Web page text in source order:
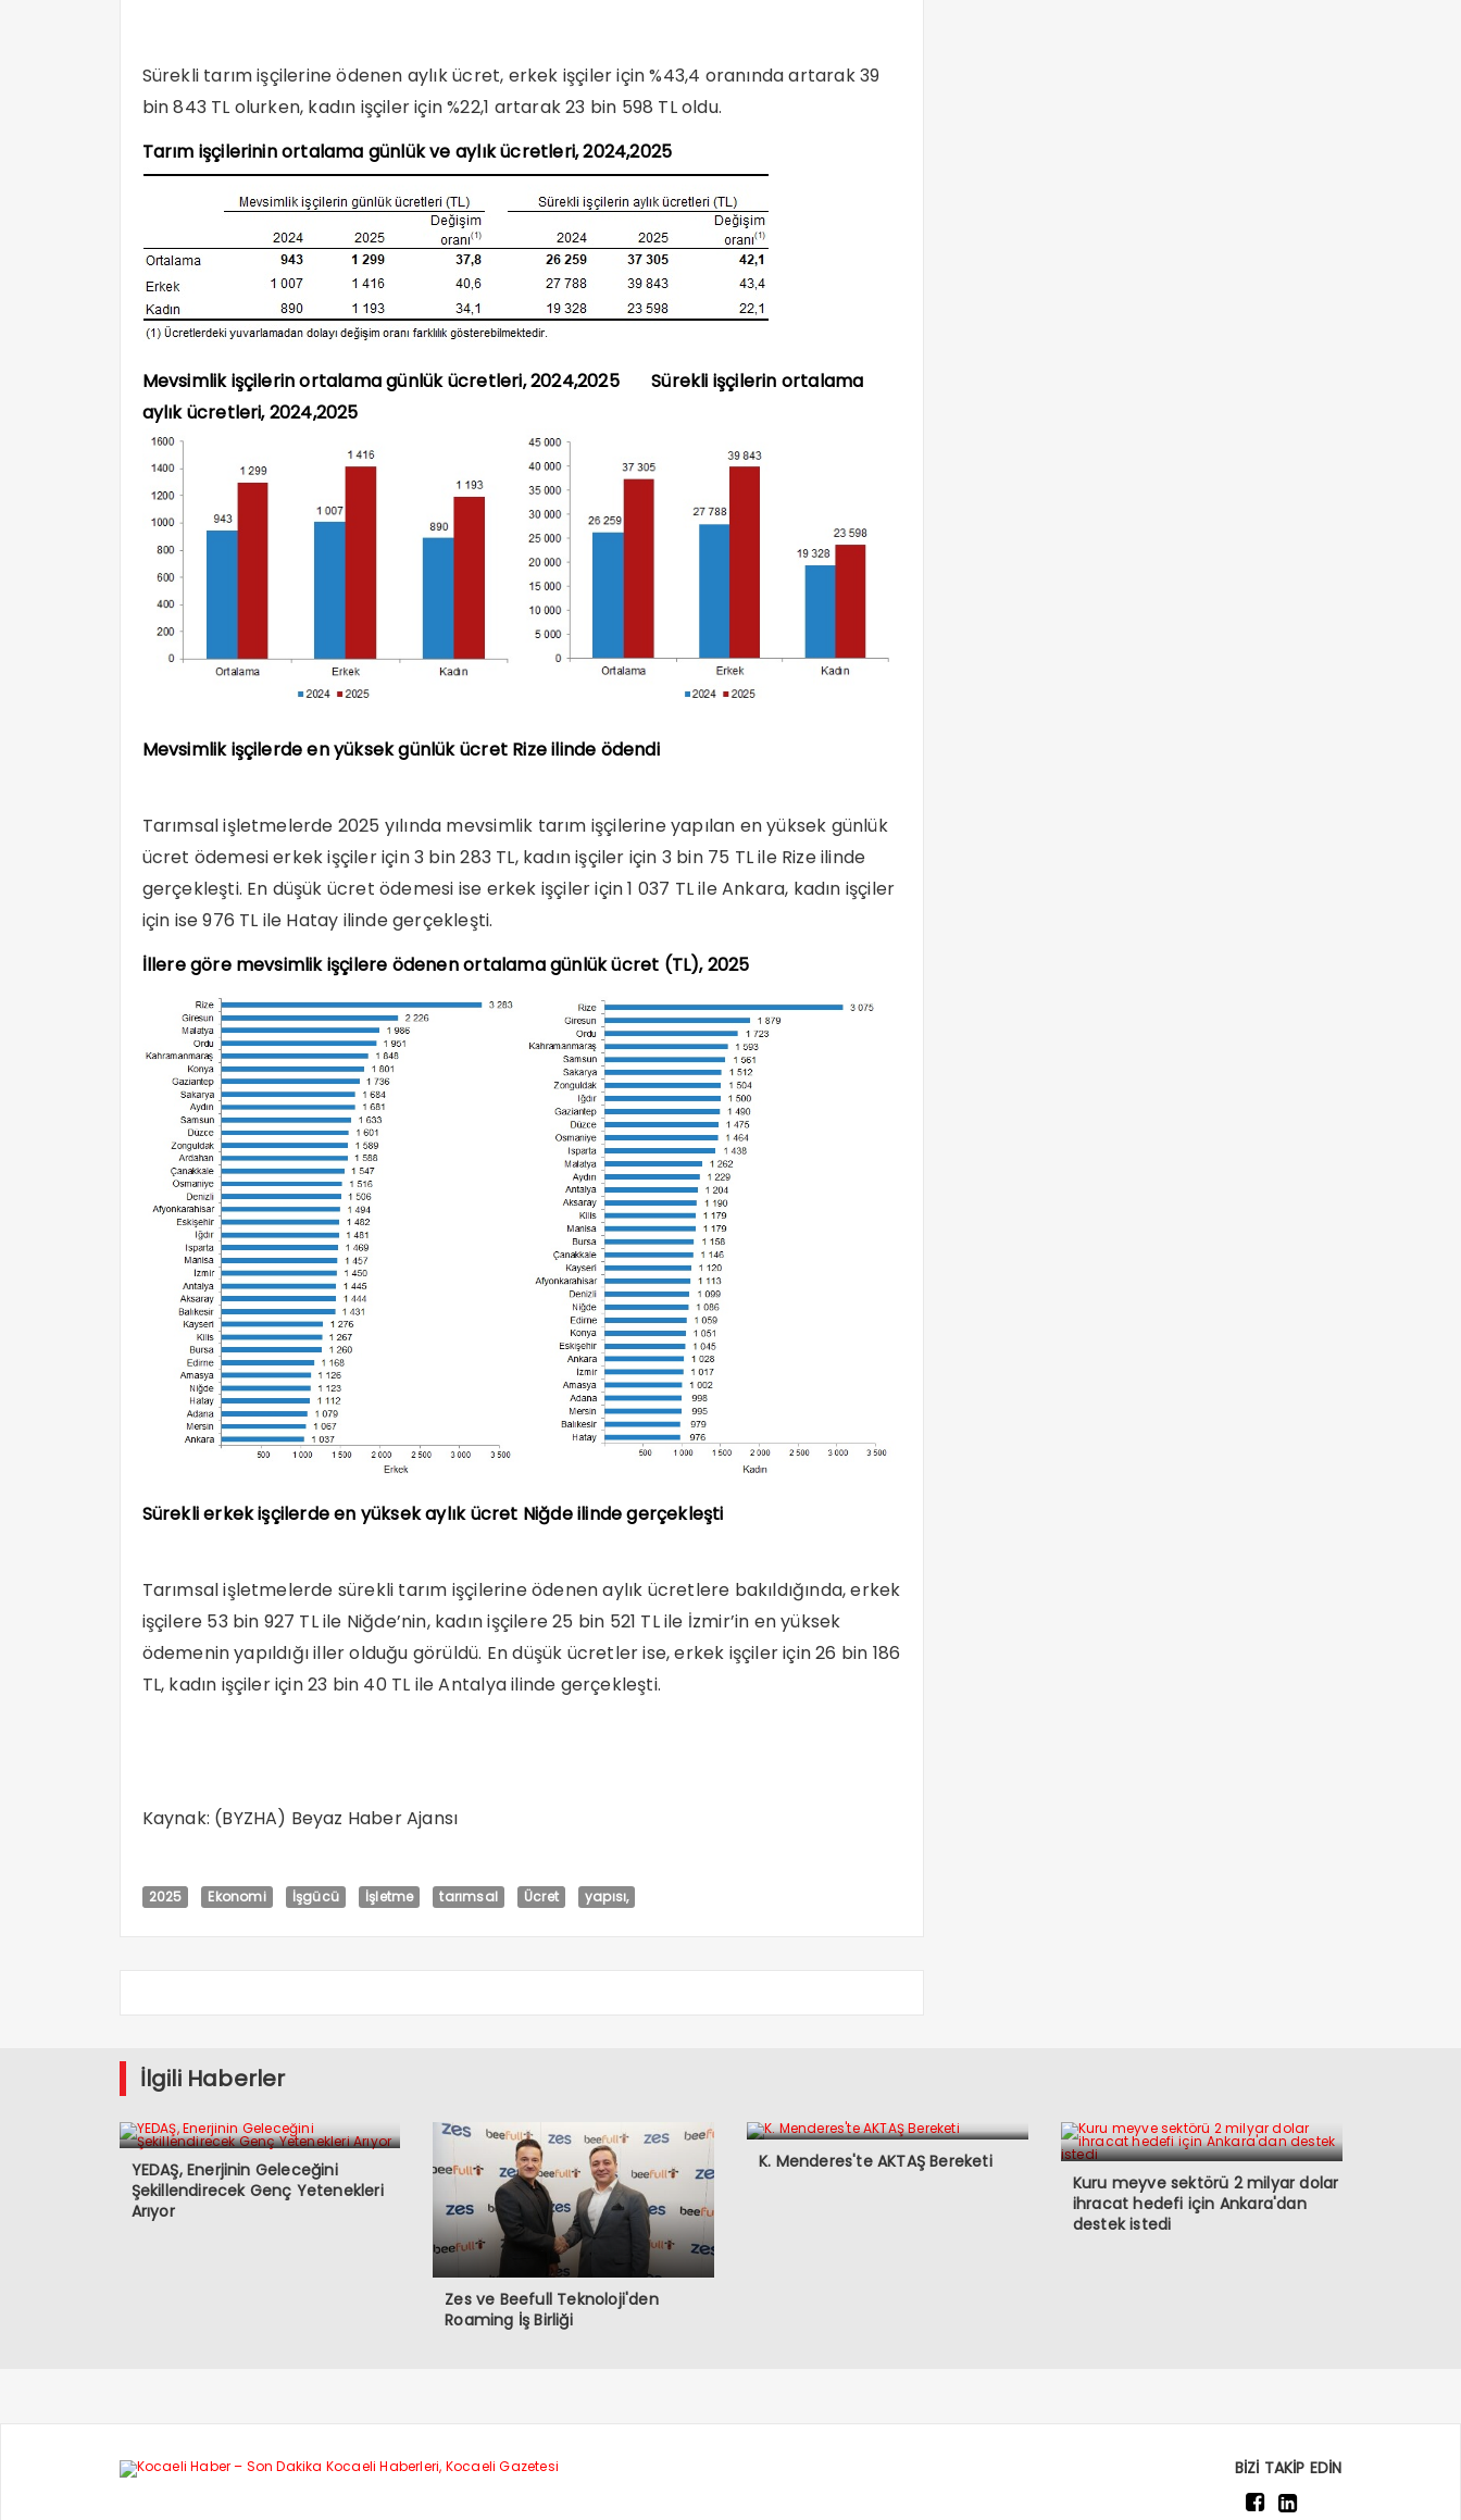
Sürekli tarım işçilerine ödenen aylık ücret, erkek işçiler için %43,4 oranında artarak 39
bin 843 TL olurken, kadın işçiler için %22,1 artarak 23 bin 598 TL oldu.
Tarım işçilerinin ortalama günlük ve aylık ücretleri, 2024,2025
Mevsimlik işçilerin ortalama günlük ücretleri, 2024,2025 Sürekli işçilerin ortalama
aylık ücretleri, 2024,2025
Mevsimlik işçilerde en yüksek günlük ücret Rize ilinde ödendi
Tarımsal işletmelerde 2025 yılında mevsimlik tarım işçilerine yapılan en yüksek günlük
ücret ödemesi erkek işçiler için 3 bin 283 TL, kadın işçiler için 3 bin 75 TL ile Rize ilinde
gerçekleşti. En düşük ücret ödemesi ise erkek işçiler için 1 037 TL ile Ankara, kadın işçiler
için ise 976 TL ile Hatay ilinde gerçekleşti.
İllere göre mevsimlik işçilere ödenen ortalama günlük ücret (TL), 2025
Sürekli erkek işçilerde en yüksek aylık ücret Niğde ilinde gerçekleşti
Tarımsal işletmelerde sürekli tarım işçilerine ödenen aylık ücretlere bakıldığında, erkek
işçilere 53 bin 927 TL ile Niğde’nin, kadın işçilere 25 bin 521 TL ile İzmir’in en yüksek
ödemenin yapıldığı iller olduğu görüldü. En düşük ücretler ise, erkek işçiler için 26 bin 186
TL, kadın işçiler için 23 bin 40 TL ile Antalya ilinde gerçekleşti.
Kaynak: (BYZHA) Beyaz Haber Ajansı
2025 Ekonomi İşgücü İşletme tarımsal Ücret yapısı,
İlgili Haberler
YEDAŞ, Enerjinin Geleceğini
Şekillendirecek Genç Yetenekleri
Arıyor
Zes ve Beefull Teknoloji'den
Roaming İş Birliği
K. Menderes'te AKTAŞ Bereketi
Kuru meyve sektörü 2 milyar dolar
ihracat hedefi için Ankara'dan
destek istedi
BİZİ TAKİP EDİN